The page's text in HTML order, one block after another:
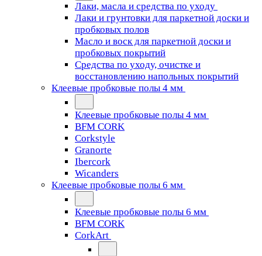
Лаки, масла и средства по уходу
Лаки и грунтовки для паркетной доски и
пробковых полов
Масло и воск для паркетной доски и
пробковых покрытий
Средства по уходу, очистке и
восстановлению напольных покрытий
Клеевые пробковые полы 4 мм
Клеевые пробковые полы 4 мм
BFM CORK
Corkstyle
Granorte
Ibercork
Wicanders
Клеевые пробковые полы 6 мм
Клеевые пробковые полы 6 мм
BFM CORK
CorkArt